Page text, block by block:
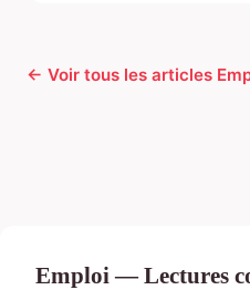
← Voir tous les articles
Emploi — Lectures